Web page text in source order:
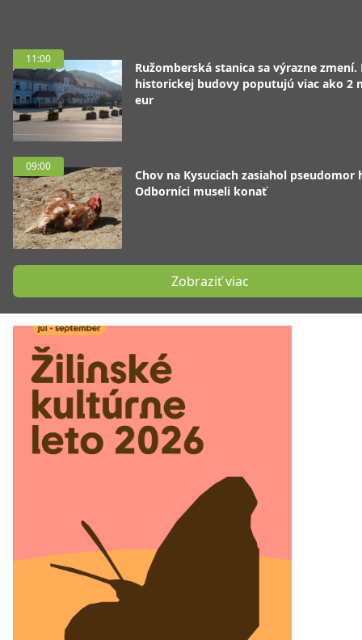
11:00
Ružomberská stanica sa výrazne zmení.
historickej budovy poputujú viac ako 2
eur
09:00
Chov na Kysuciach zasiahol pseudomor
Odborníci museli konať
Zobraziť viac